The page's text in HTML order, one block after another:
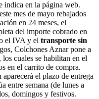
indica en la página web.
mes de mayo rebajados
en 24 meses, el
del importe cobrado en
el IVA y el transporte sin
Colchones Aznar pone a
cuales se habilitan en el
en el carrito de compra.
el plazo de entrega
entre semana (de lunes a
domingos y festivos.